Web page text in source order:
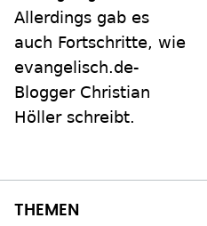
Allerdings gab es
auch Fortschritte, wie
evangelisch.de-
Blogger Christian
Höller schreibt.